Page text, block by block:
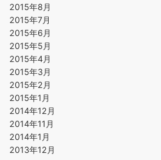
2015年8月
2015年7月
2015年6月
2015年5月
2015年4月
2015年3月
2015年2月
2015年1月
2014年12月
2014年11月
2014年1月
2013年12月